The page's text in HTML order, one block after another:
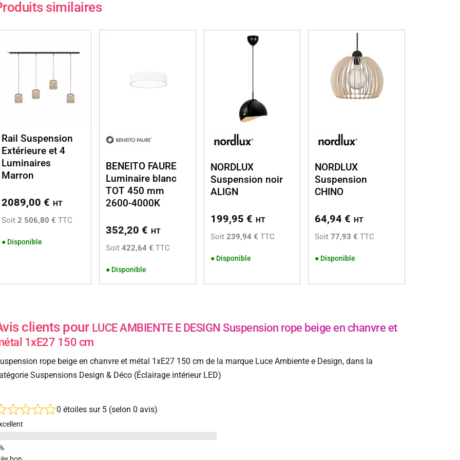
similaires
Rail Suspension
Extérieure et 4
Luminaires
Marron
2089,00 € HT
Soit 2 506,80 € TTC
● Disponible
BENEITO FAURE
Luminaire blanc
TOT 450 mm
2600-4000K
352,20€ HT
Soit422,64 € TTC
● Disponible
NORDLUX
Suspension noir
ALIGN
199,95 € HT
Soit 239,94 € TTC
● Disponible
NORDLUX
Suspension
CHINO
64,94€ HT
Soit77,93 € TTC
● Disponible
clients pour LUCE AMBIENTE E DESIGN Suspension rope beige en chanvre et
1xE27 150 cm
rope beige en chanvre et métal 1xE27 150 cm de la marque Luce Ambiente e Design, dans la
Suspensions Design & Déco (Éclairage intérieur LED)
0 étoiles sur 5 (selon 0 avis)